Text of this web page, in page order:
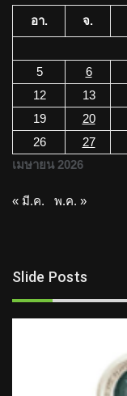
เมษายน 2026
อา. จ.
5
6
12
13
19
20
26
27
« มี.ค. พ.ค. »
Slide Posts